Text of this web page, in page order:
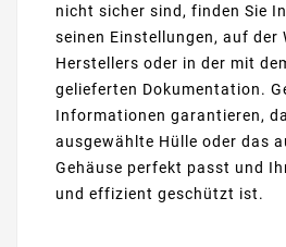
nicht sicher sind, finden Sie
seinen Einstellungen, auf der
Herstellers oder in der mit
gelieferten Dokumentation.
Informationen garantieren,
ausgewählte Hülle oder das
Gehäuse perfekt passt und
und effizient geschützt ist.